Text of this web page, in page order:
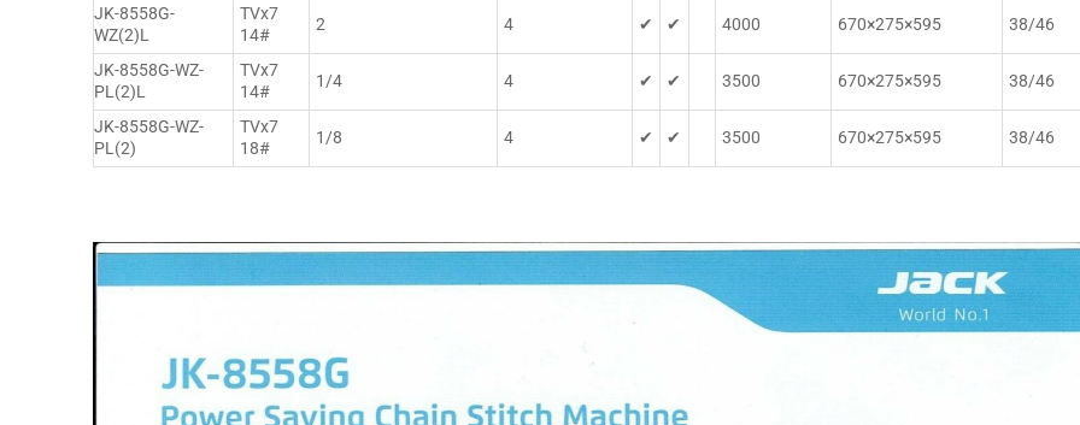
JK-8558G-
WZ(2)L
TVx7
14#
2 4 ✔ ✔ 4000 670×275×595 38/46
JK-8558G-WZ-
PL(2)L
TVx7
14#
1/4 4 ✔ ✔ 3500 670×275×595 38/46
JK-8558G-WZ-
PL(2)
TVx7
18#
1/8 4 ✔ ✔ 3500 670×275×595 38/46